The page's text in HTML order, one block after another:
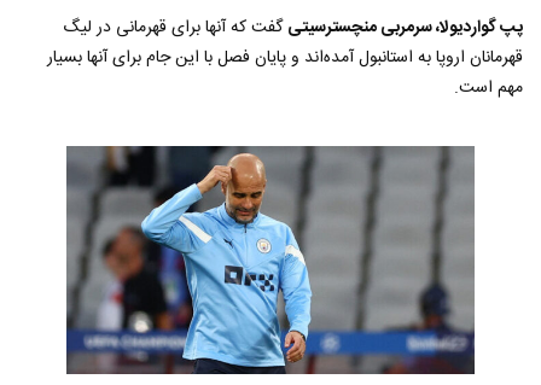
پپ گواردیولا، سرمربی منچسترسیتیگفت که آنها برای قهرمانی در لیگ
قهرمانان اروپا به استانبول آمده‌اند و پایان فصل با این جام برای آنها بسیار
مهم است.